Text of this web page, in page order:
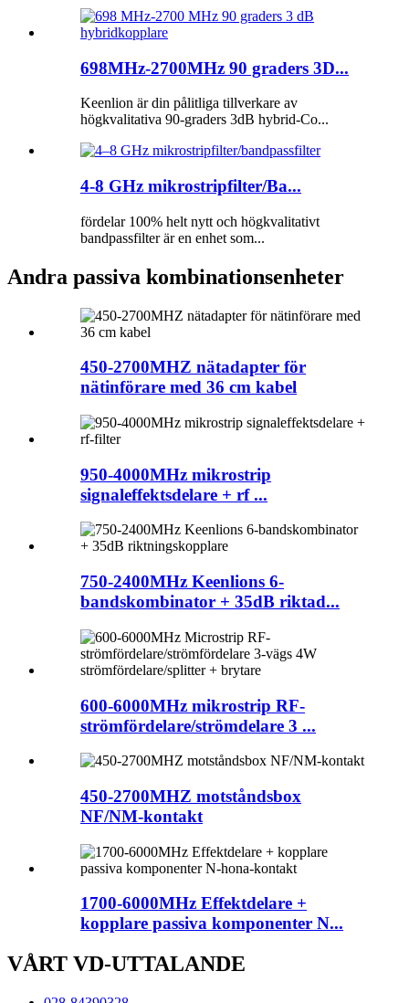
698MHz-2700MHz 90 graders 3D...
Keenlion är din pålitliga tillverkare av
högkvalitativa 90-graders 3dB hybrid-Co...
4-8 GHz mikrostripfilter/Ba...
fördelar 100% helt nytt och högkvalitativt
bandpassfilter är en enhet som...
Andra passiva kombinationsenheter
450-2700MHZ nätadapter för
nätinförare med 36 cm kabel
950-4000MHz mikrostrip
signaleffektsdelare + rf ...
750-2400MHz Keenlions 6-
bandskombinator + 35dB riktad...
600-6000MHz mikrostrip RF-
strömfördelare/strömdelare 3 ...
450-2700MHZ motståndsbox
NF/NM-kontakt
1700-6000MHz Effektdelare +
kopplare passiva komponenter N...
VÅRT VD-UTTALANDE